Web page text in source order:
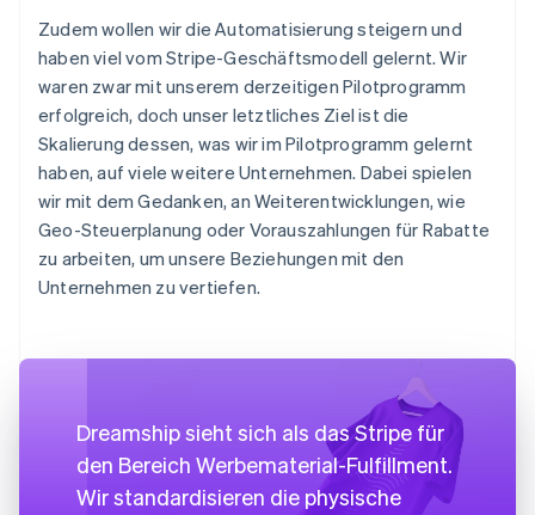
Zudem wollen wir die Automatisierung steigern und
haben viel vom Stripe-Geschäftsmodell gelernt. Wir
waren zwar mit unserem derzeitigen Pilotprogramm
erfolgreich, doch unser letztliches Ziel ist die
Skalierung dessen, was wir im Pilotprogramm gelernt
haben, auf viele weitere Unternehmen. Dabei spielen
wir mit dem Gedanken, an Weiterentwicklungen, wie
Geo-Steuerplanung oder Vorauszahlungen für Rabatte
zu arbeiten, um unsere Beziehungen mit den
Unternehmen zu vertiefen.
Dreamship sieht sich als das Stripe für
den Bereich Werbematerial-Fulfillment.
Wir standardisieren die physische